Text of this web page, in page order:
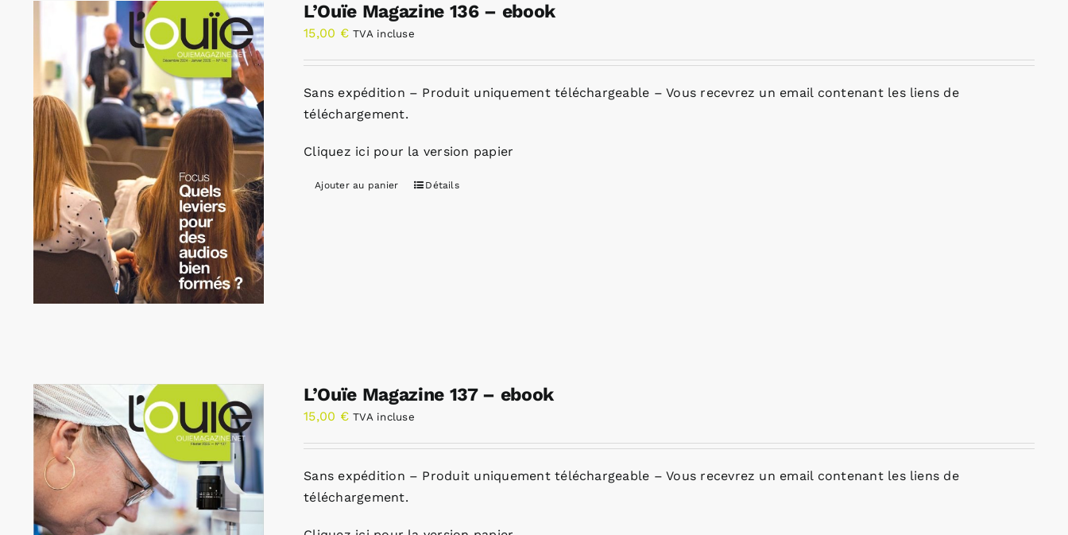
L’Ouïe Magazine 136 – ebook
15,00 € TVA incluse
Sans expédition – Produit uniquement téléchargeable – Vous recevrez un email contenant les liens de
téléchargement.
Cliquez ici pour la version papier
Ajouter au panier Détails
L’Ouïe Magazine 137 – ebook
15,00 € TVA incluse
Sans expédition – Produit uniquement téléchargeable – Vous recevrez un email contenant les liens de
téléchargement.